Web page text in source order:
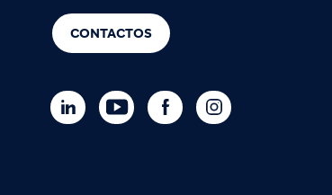
CONTACTOS